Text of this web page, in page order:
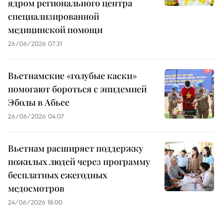
ядром регионального центра
специализированной
медицинской помощи
26/06/2026 07:31
Вьетнамские «голубые каски»
помогают бороться с эпидемией
Эболы в Абьее
26/06/2026 04:07
Вьетнам расширяет поддержку
пожилых людей через программу
бесплатных ежегодных
медосмотров
24/06/2026 18:00